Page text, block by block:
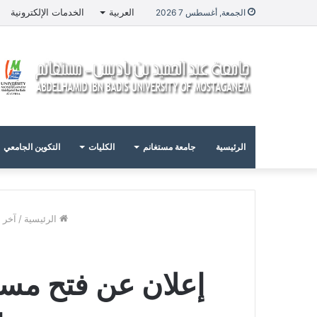
الجمعة, أغسطس 7 2026 العربية الخدمات الإلكترونية
الرئيسية جامعة مستغانم الكليات التكوين الجامعي
الرئيسية / آخر
إعلان عن فتح